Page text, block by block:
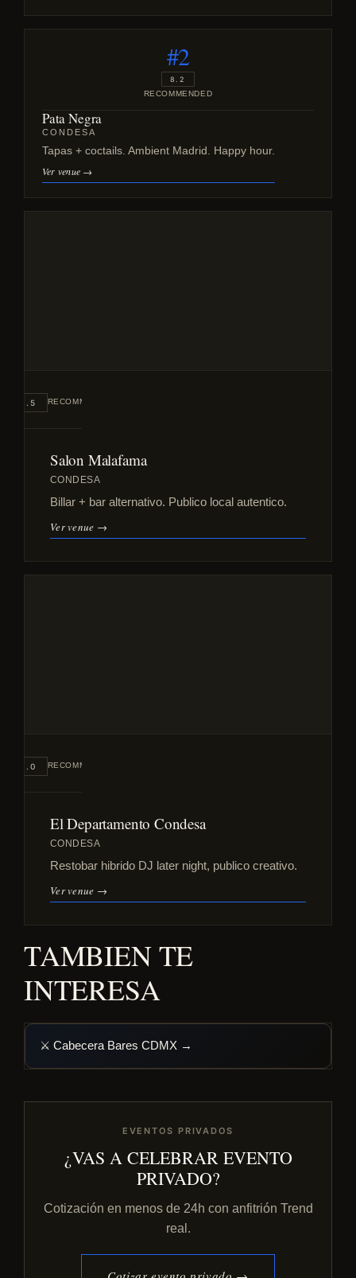
#2
8.2
RECOMMENDED
Pata Negra
CONDESA
Tapas + coctails. Ambient Madrid. Happy hour.
Ver venue →
8.5 RECOMMENDED
Salon Malafama
CONDESA
Billar + bar alternativo. Publico local autentico.
Ver venue →
8.0 RECOMMENDED
El Departamento Condesa
CONDESA
Restobar hibrido DJ later night, publico creativo.
Ver venue →
TAMBIEN TE
INTERESA
⚔️ Cabecera Bares CDMX →
EVENTOS PRIVADOS
¿VAS A CELEBRAR EVENTO
PRIVADO?
Cotización en menos de 24h con anfitrión Trend
real.